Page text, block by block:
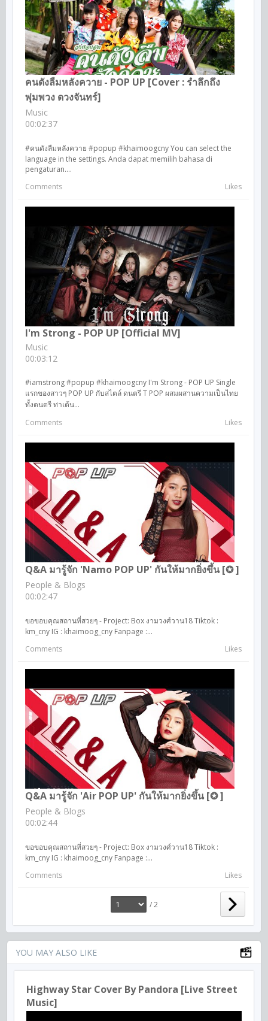
คนดังลืมหลังควาย - POP UP [Cover : รำลึกถึง
พุ่มพวง ดวงจันทร์]
Music
00:02:37
#คนดังลืมหลังควาย #popup #khaimoogcny You can select the
language in the settings. Anda dapat memilih bahasa di
pengaturan....
Comments
Likes
I'm Strong - POP UP [Official MV]
Music
00:03:12
#iamstrong #popup #khaimoogcny I'm Strong - POP UP Single
แรกของสาวๆ POP UP กับสไตล์ ดนตรี T POP ผสมผสานความเป็นไทย
ทั้งดนตรี ท่าเต้น...
Comments
Likes
Q&A มารู้จัก 'Namo POP UP' กันให้มากยิ่งขึ้น [✪ ]
People & Blogs
00:02:47
ขอขอบคุณสถานที่สวยๆ - Project: Box งามวงศ์วาน18 Tiktok​ :
km_cny IG : khaimoog​_cny Fanpage :...
Comments
Likes
Q&A มารู้จัก 'Air POP UP' กันให้มากยิ่งขึ้น [✪ ]
People & Blogs
00:02:44
ขอขอบคุณสถานที่สวยๆ - Project: Box งามวงศ์วาน18 Tiktok​ :
km_cny IG : khaimoog​_cny Fanpage :...
Comments
Likes
/ 2
YOU MAY ALSO LIKE
Highway Star Cover By Pandora [Live Street
Music]